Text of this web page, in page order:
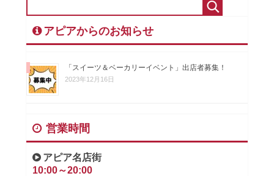
アピアからのお知らせ
「スイーツ＆ベーカリーイベント」出店者募集！
2023年12月16日
営業時間
アピア名店街
10:00～20:00